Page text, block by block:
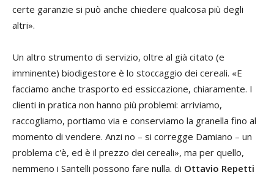
certe garanzie si può anche chiedere qualcosa più degli
altri».
Un altro strumento di servizio, oltre al già citato (e
imminente) biodigestore è lo stoccaggio dei cereali. «E
facciamo anche trasporto ed essiccazione, chiaramente. I
clienti in pratica non hanno più problemi: arriviamo,
raccogliamo, portiamo via e conserviamo la granella fino al
momento di vendere. Anzi no – si corregge Damiano – un
problema c'è, ed è il prezzo dei cereali», ma per quello,
nemmeno i Santelli possono fare nulla. di Ottavio Repetti